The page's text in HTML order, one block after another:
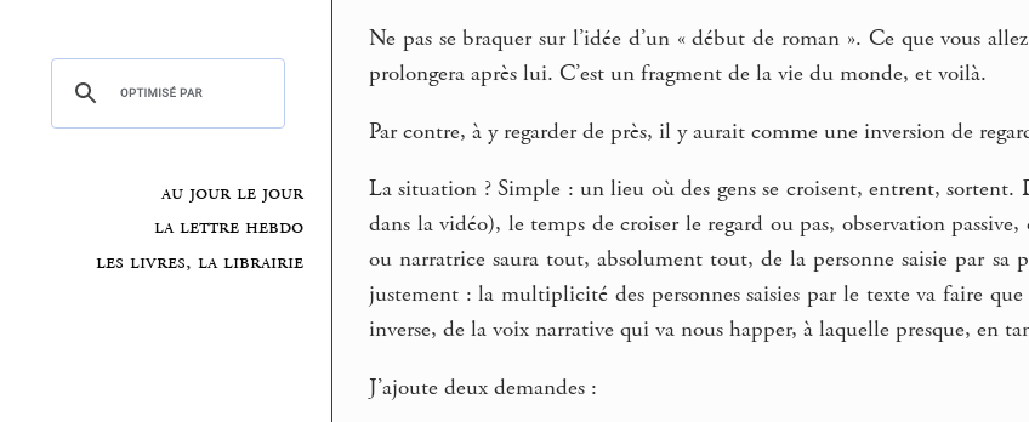
au jour le jour
la lettre hebdo
les livres, la librairie
Ne pas se braquer sur l’idée d’un « début de roman ». Ce que vous
prolongera après lui. C’est un fragment de la vie du monde, et voilà.
Par contre, à y regarder de près, il y aurait comme une inversion de
La situation ? Simple : un lieu où des gens se croisent, entrent, sortent.
dans la vidéo), le temps de croiser le regard ou pas, observation
ou narratrice saura tout, absolument tout, de la personne saisie par sa
justement : la multiplicité des personnes saisies par le texte va faire
inverse, de la voix narrative qui va nous happer, à laquelle presque, en
J’ajoute deux demandes :